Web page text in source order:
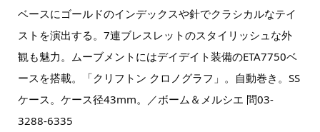
ベースにゴールドのインデックスや針でクラシカルなテイ
ストを演出する。7連ブレスレットのスタイリッシュな外
観も魅力。ムーブメントにはデイデイト装備のETA7750ベ
ースを搭載。「クリフトン クロノグラフ」。自動巻き。SS
ケース。ケース径43mm。／ボーム＆メルシエ 問03-
3288-6335